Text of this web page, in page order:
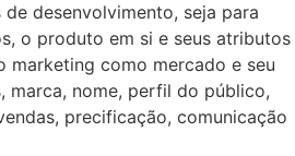
desenvolvimento, seja para
o produto em si e seus atributos
marketing como mercado e seu
marca, nome, perfil do público,
precificação, comunicação